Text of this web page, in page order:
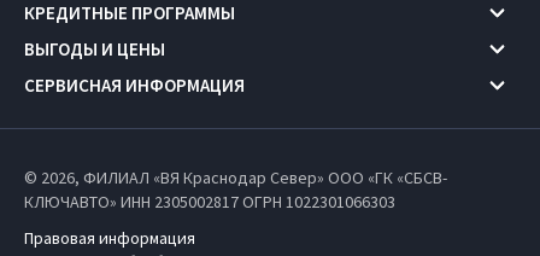
КРЕДИТНЫЕ ПРОГРАММЫ
ВЫГОДЫ И ЦЕНЫ
СЕРВИСНАЯ ИНФОРМАЦИЯ
© 2026, ФИЛИАЛ «ВЯ Краснодар Север» ООО «ГК «СБСВ-
КЛЮЧАВТО» ИНН 2305002817ОГРН 1022301066303
Правовая информация